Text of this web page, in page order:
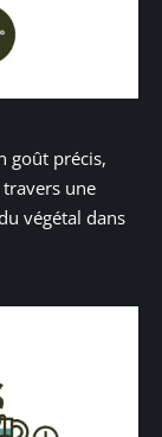
goût précis,
une
végétal dans